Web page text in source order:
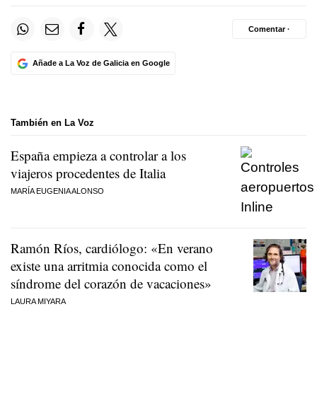
Añade a La Voz de Galicia en Google
Comentar ·
También en La Voz
España empieza a controlar a los
viajeros procedentes de Italia
MARÍA EUGENIA ALONSO
Ramón Ríos, cardiólogo: «En verano
existe una arritmia conocida como el
síndrome del corazón de vacaciones»
LAURA MIYARA